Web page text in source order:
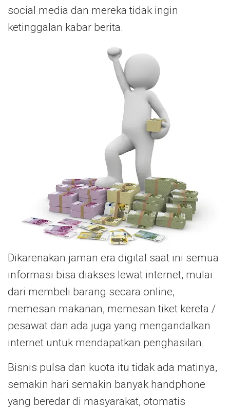
social media dan mereka tidak ingin
ketinggalan kabar berita.
Dikarenakan jaman era digital saat ini semua
informasi bisa diakses lewat internet, mulai
dari membeli barang secara online,
memesan makanan, memesan tiket kereta /
pesawat dan ada juga yang mengandalkan
internet untuk mendapatkan penghasilan.
Bisnis pulsa dan kuota itu tidak ada matinya,
semakin hari semakin banyak handphone
yang beredar di masyarakat, otomatis